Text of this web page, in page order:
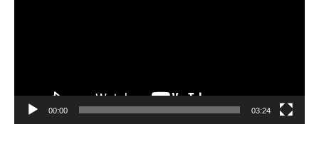
00:00 03:24